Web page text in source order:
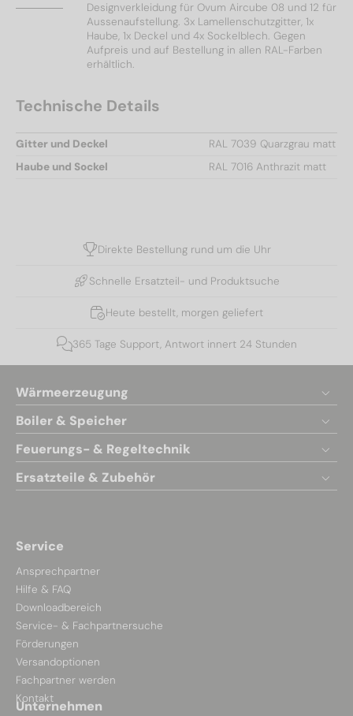
Designverkleidung für Ovum Aircube 08 und 12 für
Aussenaufstellung. 3x Lamellenschutzgitter, 1x
Haube, 1x Deckel und 4x Sockelblech. Gegen
Aufpreis und auf Bestellung in allen RAL-Farben
erhältlich.
Technische Details
Gitter und Deckel
RAL 7039 Quarzgrau matt
Haube und Sockel
RAL 7016 Anthrazit matt
Direkte Bestellung rund um die Uhr
Schnelle Ersatzteil- und Produktsuche
Heute bestellt, morgen geliefert
365 Tage Support, Antwort innert 24 Stunden
Wärmeerzeugung
Boiler & Speicher
Feuerungs- & Regeltechnik
Ersatzteile & Zubehör
Service
Ansprechpartner
Hilfe & FAQ
Downloadbereich
Service- & Fachpartnersuche
Förderungen
Versandoptionen
Fachpartner werden
Kontakt
Unternehmen